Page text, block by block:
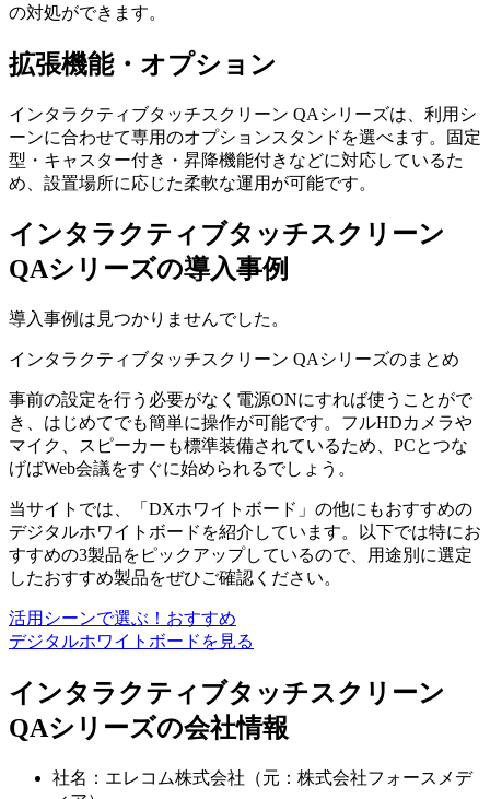
の対処ができます。
拡張機能・オプション
インタラクティブタッチスクリーン QAシリーズは、利用シ
ーンに合わせて専用のオプションスタンドを選べます。固定
型・キャスター付き・昇降機能付きなどに対応しているた
め、設置場所に応じた柔軟な運用が可能です。
インタラクティブタッチスクリーン
QAシリーズの導入事例
導入事例は見つかりませんでした。
インタラクティブタッチスクリーン QAシリーズのまとめ
事前の設定を行う必要がなく電源ONにすれば使うことがで
き、はじめてでも簡単に操作が可能です。フルHDカメラや
マイク、スピーカーも標準装備されているため、PCとつな
げばWeb会議をすぐに始められるでしょう。
当サイトでは、「DXホワイトボード」の他にもおすすめの
デジタルホワイトボードを紹介しています。以下では特にお
すすめの3製品をピックアップしているので、用途別に選定
したおすすめ製品をぜひご確認ください。
活用シーンで選ぶ！おすすめ
デジタルホワイトボードを見る
インタラクティブタッチスクリーン
QAシリーズの会社情報
社名：エレコム株式会社（元：株式会社フォースメデ